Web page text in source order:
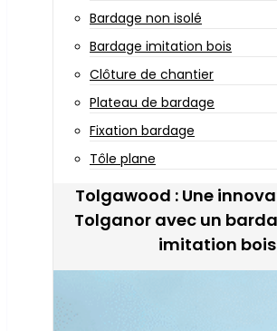
Bardage non isolé
Bardage imitation bois
Clôture de chantier
Plateau de bardage
Fixation bardage
Tôle plane
Tolgawood : Une
Tolganor avec un
imitation